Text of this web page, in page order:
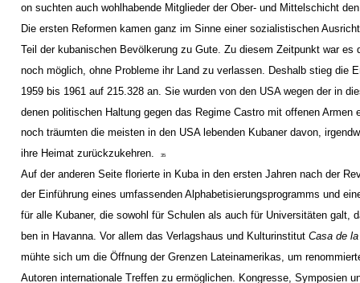
on suchten auch wohlhabende Mitglieder der Ober- und Mittelschicht
Die ersten Reformen kamen ganz im Sinne einer sozialistischen
Teil der kubanischen Bevölkerung zu Gute. Zu diesem Zeitpunkt war es
noch möglich, ohne Probleme ihr Land zu verlassen. Deshalb stieg die
1959 bis 1961 auf 215.328 an. Sie wurden von den USA wegen der in
denen politischen Haltung gegen das Regime Castro mit offenen Armen
noch träumten die meisten in den USA lebenden Kubaner davon,
ihre Heimat zurückzukehren.
35
Auf der anderen Seite florierte in Kuba in den ersten Jahren nach der
der Einführung eines umfassenden Alphabetisierungsprogramms und
für alle Kubaner, die sowohl für Schulen als auch für Universitäten galt,
ben in Havanna. Vor allem das Verlagshaus und KulturinstitutCasa de
mühte sich um die Öffnung der Grenzen Lateinamerikas, um
Autoren internationale Treffen zu ermöglichen. Kongresse, Symposien